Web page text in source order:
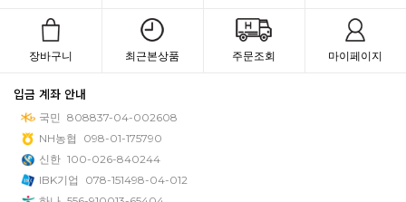
장바구니 최근본상품 주문조회 마이페이지
입금 계좌 안내
국민 808837-04-002608
NH농협
098-01-175790
신한 100-026-840244
IBK기업
078-151498-04-012